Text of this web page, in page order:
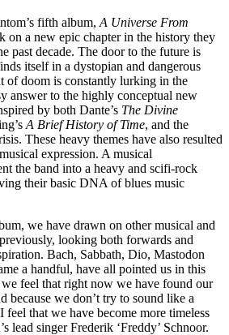
fifth album, A Universe From
on a new epic chapter in the history they
past decade. The door to the future is
itself in a dystopian and dangerous
of doom is constantly lurking in the
answer to the highly conceptual new
by both Dante’s The Divine
A Brief History of Time, and the
These heavy themes have also resulted
expression. A musical
the band into a heavy and scifi-rock
their basic DNA of blues music
we have drawn on other musical and
looking both forwards and
Bach, Sabbath, Dio, Mastodon
a handful, have all pointed us in this
feel that right now we have found our
because we don’t try to sound like a
feel that we have become more timeless
lead singer Frederik ‘Freddy’ Schnoor.